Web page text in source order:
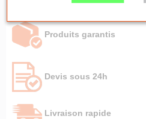
Produits garantis
Devis sous 24h
Livraison rapide